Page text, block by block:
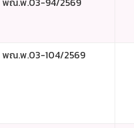
พณ.พ.03-104/2569